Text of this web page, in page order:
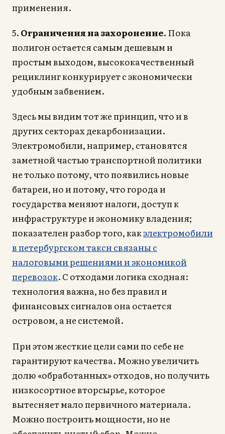
применения.
5. Ограничения на захоронение. Пока
полигон остается самым дешевым и
простым выходом, высококачественный
рециклинг конкурирует с экономически
удобным забвением.
Здесь мы видим тот же принцип, что и в
других секторах декарбонизации.
Электромобили, например, становятся
заметной частью транспортной политики
не только потому, что появились новые
батареи, но и потому, что города и
государства меняют налоги, доступ к
инфраструктуре и экономику владения;
показателен разбор того, какэлектромобили
в петербургском такси связаны с
налоговыми решениями и экономикой
перевозок. С отходами логика сходная:
технология важна, но без правил и
финансовых сигналов она остается
островом, а не системой.
При этом жесткие цели сами по себе не
гарантируют качества. Можно увеличить
долю «обработанных» отходов, но получить
низкосортное вторсырье, которое
вытесняет мало первичного материала.
Можно построить мощности, но не